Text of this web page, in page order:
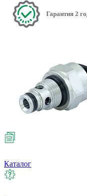
Гарантия 2
Каталог